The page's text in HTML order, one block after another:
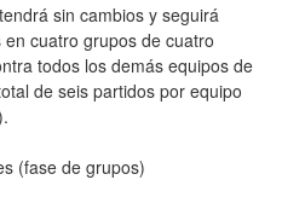
sin cambios y seguirá
cuatro grupos de cuatro
todos los demás equipos de
de seis partidos por equipo
(fase de grupos)